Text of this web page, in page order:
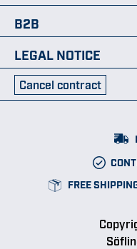
B2B
LEGAL NOTICE
Cancel contract
FREE